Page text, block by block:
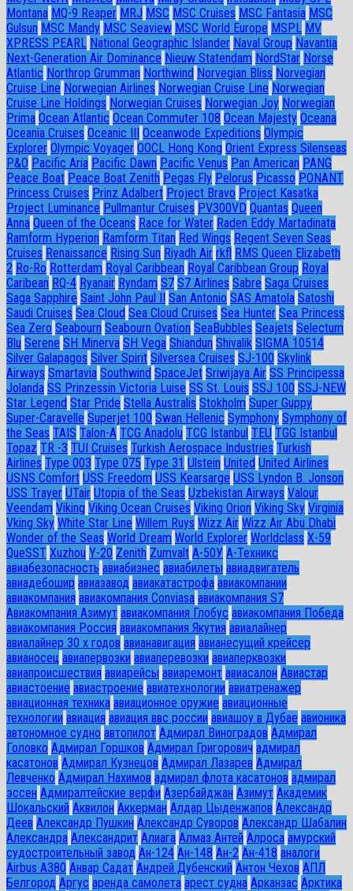
Montana MQ-9 Reaper MRJ MSC MSC Cruises MSC Fantasia MSC
Gulsun MSC Mandy MSC Seaview MSC World Europe MSPL MV
XPRESS PEARL National Geographic Islander Naval Group Navantia
Next-Generation Air Dominance Nieuw Statendam NordStar Norse
Atlantic Northrop Grumman Northwind Norvegian Bliss Norvegian
Cruise Line Norwegian Airlines Norwegian Cruise Line Norwegian
Cruise Line Holdings Norwegian Cruises Norwegian Joy Norwegian
Prima Ocean Atlantic Ocean Commuter 108 Ocean Majesty Oceana
Oceania Cruises Oceanic III Oceanwode Expeditions Olympic
Explorer Olympic Voyager OOCL Hong Kong Orient Express Silenseas
P&O Pacific Aria Pacific Dawn Pacific Venus Pan American PANG
Peace Boat Peace Boat Zenith Pegas Fly Pelorus Picasso PONANT
Princess Cruises Prinz Adalbert Project Bravo Project Kasatka
Project Luminance Pullmantur Cruises PV300VD Quantas Queen
Anna Queen of the Oceans Race for Water Raden Eddy Martadinata
Ramform Hyperion Ramform Titan Red Wings Regent Seven Seas
Cruises Renaissance Rising Sun Riyadh Air rkfl RMS Queen Elizabeth
2 Ro-Ro Rotterdam Royal Caribbean Royal Caribbean Group Royal
Caribean RQ-4 Ryanair Ryndam S7 S7 Airlines Sabre Saga Cruises
Saga Sapphire Saint John Paul II San Antonio SAS Amatola Satoshi
Saudi Cruises Sea Cloud Sea Cloud Cruises Sea Hunter Sea Princess
Sea Zero Seabourn Seabourn Ovation SeaBubbles Seajets Selectum
Blu Serene SH Minerva SH Vega Shiandun Shivalik SIGMA 10514
Silver Galapagos Silver Spirit Silversea Cruises SJ-100 Skylink
Airways Smartavia Southwind SpaceJet Sriwijaya Air SS Principessa
Jolanda SS Prinzessin Victoria Luise SS St. Louis SSJ 100 SSJ-NEW
Star Legend Star Pride Stella Australis Stokholm Super Guppy
Super-Caravelle Superjet 100 Swan Hellenic Symphony Symphony of
the Seas TAIS Talon-A TCG Anadolu TCG Istanbul TEU TGG Istanbul
Topaz TR -3 TUI Cruises Turkish Aerospace Industries Turkish
Airlines Type 003 Type 075 Type 31 Ulstein United United Airlines
USNS Comfort USS Freedom USS Kearsarge USS Lyndon B. Jonson
USS Trayer UTair Utopia of the Seas Uzbekistan Airways Valour
Veendam Viking Viking Ocean Cruises Viking Orion Viking Sky Virginia
Vking Sky White Star Line Willem Ruys Wizz Air Wizz Air Abu Dhabi
Wonder of the Seas World Dream World Explorer Worldclass X-59
QueSST Xuzhou Y-20 Zenith Zumvalt А-50У А-Техникс
авиабезопасность авиабизнес авиабилеты авиадвигатель
авиадебошир авиазавод авиакатастрофа авиакомпании
авиакомпания авиакомпания Conviasa авиакомпания S7
Авиакомпания Азимут авиакомпания Глобус авиакомпания Победа
авиакомпания Россия авиакомпания Якутия авиалайнер
авиалайнер 30 х годов авианавигация авианесущий крейсер
авианосец авиапервозки авиаперевозки авиаперквозки
авиапроисшествия авиарейсы авиаремонт авиасалон Авиастар
авиастоение авиастроение авиатехнологии авиатренажер
авиационная техника авиационное оружие авиационные
технологии авиация авиация ввс россии авиашоу в Дубае авионика
автономное судно автопилот Адмирал Виноградов Адмирал
Головко Адмирал Горшков Адмирал Григорович адмирал
касатонов Адмирал Кузнецов Адмирал Лазарев Адмирал
Левченко Адмирал Нахимов адмирал флота касатонов адмирал
эссен Адмиралтейские верфи Азербайджан Азимут Академик
Шокальский Аквилон Аккерман Алдар Цыденжапов Александр
Деев Александр Пушкин Александр Суворов Александр Шабалин
Александра Александрит Алиага Алмаз Антей Алроса амурский
судостроительный завод Ан-124 Ан-148 Ан-2 Ан-418 аналоги
Airbus A380 Анвар Садат Андрей Дубенский Антон Чехов АПЛ
Белгород Аргус аренда самолета арест судна Арканзас Арктика